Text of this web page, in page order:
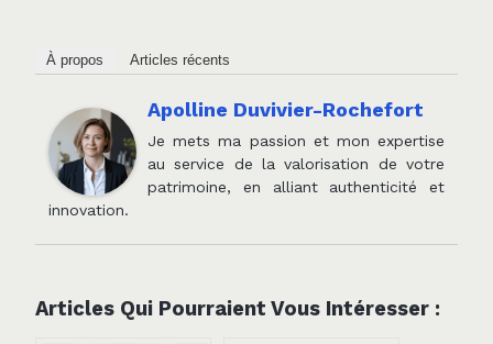
À propos Articles récents
Apolline Duvivier-Rochefort
Je mets ma passion et mon expertise
au service de la valorisation de votre
patrimoine, en alliant authenticité et
innovation.
Articles Qui Pourraient Vous Intéresser :